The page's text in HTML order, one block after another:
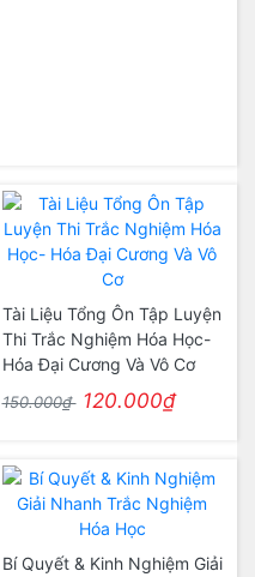
Tài Liệu Tổng Ôn Tập Luyện
Thi Trắc Nghiệm Hóa Học-
Hóa Đại Cương Và Vô Cơ
150.000₫ 120.000₫
Bí Quyết & Kinh Nghiệm Giải